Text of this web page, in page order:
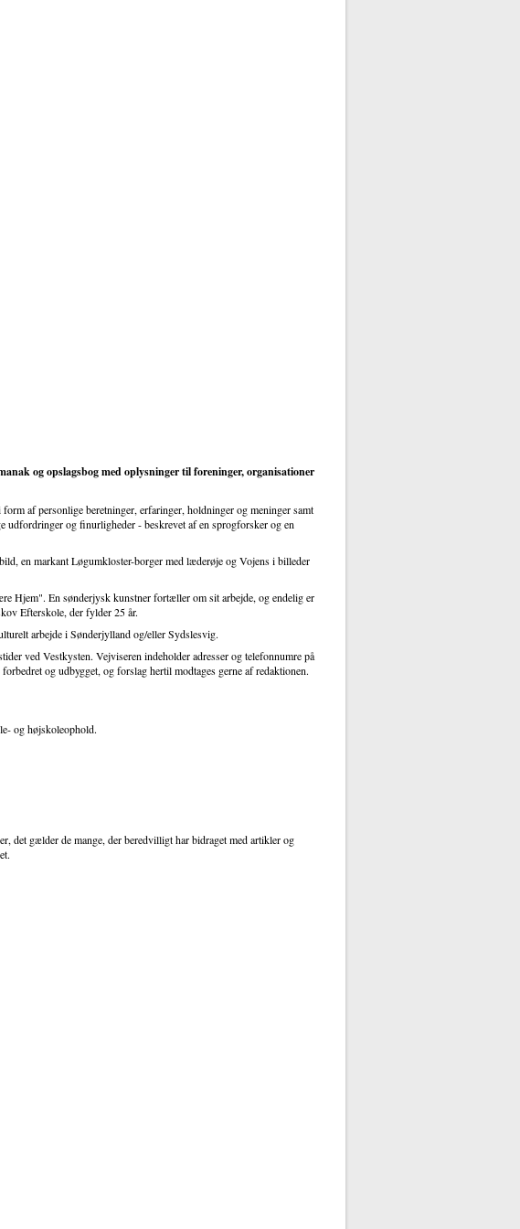
og opslagsbog med oplysninger til foreninger, organisationer
af personlige beretninger, erfaringer, holdninger og meninger samt
og finurligheder - beskrevet af en sprogforsker og en
en markant Løgumkloster-borger med læderøje og Vojens i billeder
Hjem". En sønderjysk kunstner fortæller om sit arbejde, og endelig er
Efterskole, der fylder 25 år.
arbejde i Sønderjylland og/eller Sydslesvig.
ved Vestkysten. Vejviseren indeholder adresser og telefonnumre på
og udbygget, og forslag hertil modtages gerne af redaktionen.
og højskoleophold.
det gælder de mange, der beredvilligt har bidraget med artikler og